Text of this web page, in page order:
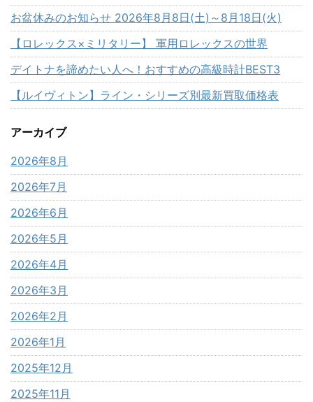
お盆休みのお知らせ 2026年8月8日(土)～8月18日(火)
【ロレックス×ミリタリー】 軍用ロレックスの世界
デイトナを諦めたい人へ！おすすめの高級時計BEST3
【ルイヴィトン】ライン・シリーズ別最新買取価格表
アーカイブ
2026年8月
2026年7月
2026年6月
2026年5月
2026年4月
2026年3月
2026年2月
2026年1月
2025年12月
2025年11月